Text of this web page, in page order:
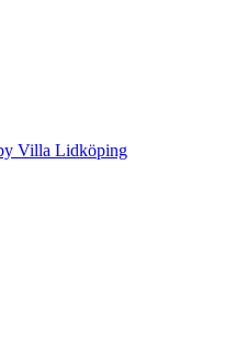
Villa Lidköping